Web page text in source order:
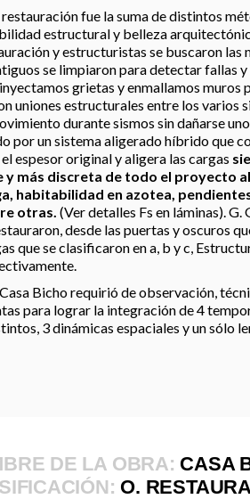
fue la suma de distintos
estructural y belleza
y estructuristas se buscaron las
se limpiaron para detectar fallas y
grietas y enmallamos muros
uniones estructurales entre los varios
durante sismos sin dañarse
por un sistema aligerado híbrido que
espesor original y aligera las cargas
y más discreta de todo el proyecto
habitabilidad en azotea,
otras. (Ver detalles Fs en láminas). G.
desde las puertas y oscuros
que se clasificaron en a, b y c,
Bicho requirió de observación,
para lograr la integración de 4
3 dinámicas espaciales y un sólo
DE LA OBRA: CASA
O.